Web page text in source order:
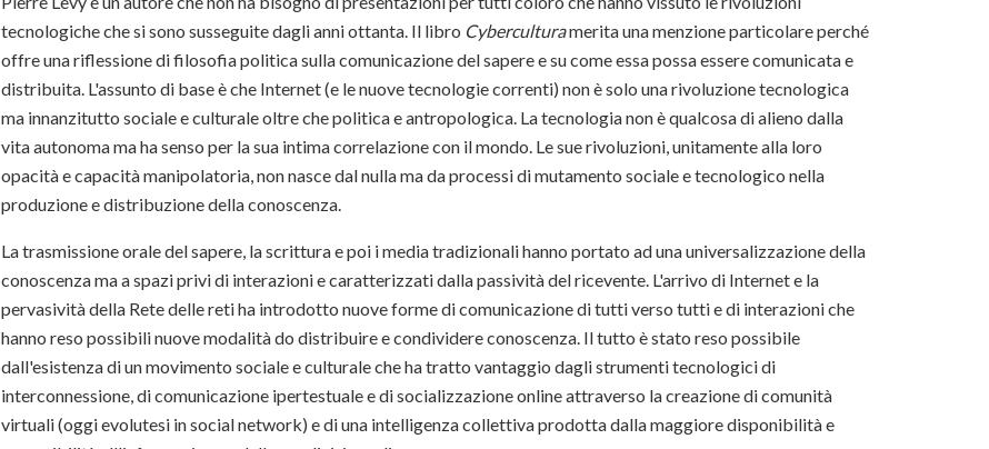
tecnologiche che si sono susseguite dagli anni ottanta. Il libro Cyberculturamerita una menzione particolare perché
offre una riflessione di filosofia politica sulla comunicazione del sapere e su come essa possa essere comunicata e
distribuita. L'assunto di base è che Internet (e le nuove tecnologie correnti) non è solo una rivoluzione tecnologica
ma innanzitutto sociale e culturale oltre che politica e antropologica. La tecnologia non è qualcosa di alieno dalla
vita autonoma ma ha senso per la sua intima correlazione con il mondo. Le sue rivoluzioni, unitamente alla loro
opacità e capacità manipolatoria, non nasce dal nulla ma da processi di mutamento sociale e tecnologico nella
produzione e distribuzione della conoscenza.
La trasmissione orale del sapere, la scrittura e poi i media tradizionali hanno portato ad una universalizzazione della
conoscenza ma a spazi privi di interazioni e caratterizzati dalla passività del ricevente. L'arrivo di Internet e la
pervasività della Rete delle reti ha introdotto nuove forme di comunicazione di tutti verso tutti e di interazioni che
hanno reso possibili nuove modalità do distribuire e condividere conoscenza. Il tutto è stato reso possibile
dall'esistenza di un movimento sociale e culturale che ha tratto vantaggio dagli strumenti tecnologici di
interconnessione, di comunicazione ipertestuale e di socializzazione online attraverso la creazione di comunità
virtuali (oggi evolutesi in social network) e di una intelligenza collettiva prodotta dalla maggiore disponibilità e